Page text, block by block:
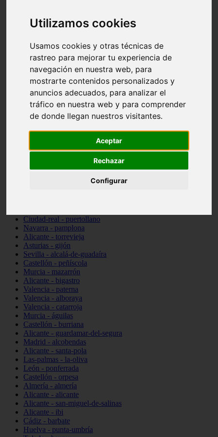
Utilizamos cookies
Usamos cookies y otras técnicas de
rastreo para mejorar tu experiencia de
navegación en nuestra web, para
mostrarte contenidos personalizados y
anuncios adecuados, para analizar el
tráfico en nuestra web y para comprender
de donde llegan nuestros visitantes.
Aceptar
Rechazar
Configurar
Valencia - chiva
Murcia - calasparra
Valencia - sagunt
Asturias - ribadesella
Castellón - benicàssim
Alicante - el-campello
Cádiz - rota
Madrid - las-rozas-de-madrid
Ciudad-real - ciudad-real
Madrid - tres-cantos
Las-palmas - yaiza
Alicante - elx
Ciudad-real - puertollano
Navarra - pamplona
Alicante - torrevieja
Asturias - gijón
Sevilla - alcalá-de-guadaíra
Castellón - peñíscola
Murcia - mazarrón
Alicante - bigastro
Valencia - paterna
Valencia - alboraya
Valencia - catarroja
Murcia - águilas
Castellón - burriana
Alicante - guardamar-del-segura
Madrid - alcobendas
Alicante - santa-pola
Las-palmas - la-oliva
León - ponferrada
Castellón - orpesa
Almería - almería
Alicante - alicante
Alicante - san-miguel-de-salinas
Alicante - ibi
Cádiz - barbate
Huelva - punta-umbría